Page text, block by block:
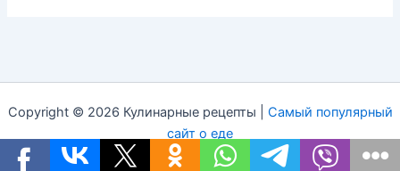
Copyright © 2026 Кулинарные рецепты | Самый популярный
сайт о еде